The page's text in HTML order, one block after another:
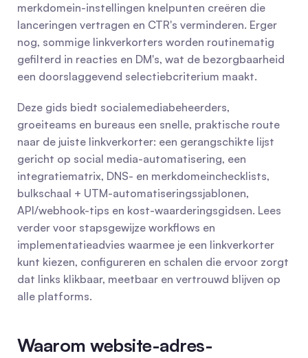
merkdomein-instellingen knelpunten creëren die
lanceringen vertragen en CTR's verminderen. Erger
nog, sommige linkverkorters worden routinematig
gefilterd in reacties en DM's, wat de bezorgbaarheid
een doorslaggevend selectiebcriterium maakt.
Deze gids biedt socialemediabeheerders,
groeiteams en bureaus een snelle, praktische route
naar de juiste linkverkorter: een gerangschikte lijst
gericht op social media-automatisering, een
integratiematrix, DNS- en merkdomeinchecklists,
bulkschaal + UTM-automatiseringssjablonen,
API/webhook-tips en kost-waarderingsgidsen. Lees
verder voor stapsgewijze workflows en
implementatieadvies waarmee je een linkverkorter
kunt kiezen, configureren en schalen die ervoor zorgt
dat links klikbaar, meetbaar en vertrouwd blijven op
alle platforms.
Waarom website-adres-